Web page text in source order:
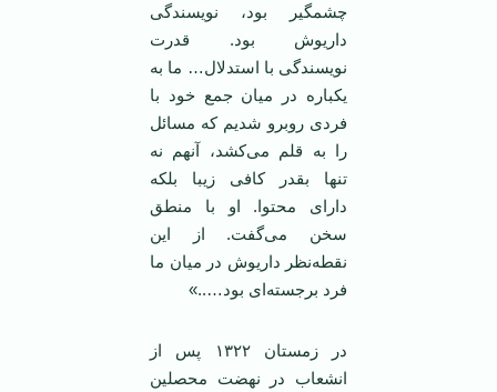
چشمگیر بود، نویسندگی
داریوش بود. قدرت
نویسندگی با استدلال… ما به
یکباره در میان جمع خود با
فردی روبرو شدیم که مسائل
را به قلم می‌کشد، آنهم نه
تنها بقدر کافی زیبا بلکه
دارای محتوا. او با منطق
سخن می‌گفت. از این
نقطه‌نظر داریوش در میان ما
فرد برجسته‌ای بود…..»
در زمستان ۱۳۲۲ پس از
انشعاب در نهضت محصلین